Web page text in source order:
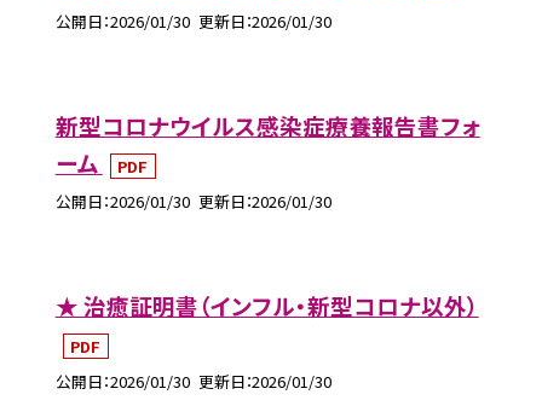
公開日 2026/01/30 更新日 2026/01/30
新型コロナウイルス感染症療養報告書フォ
ーム
PDF
公開日 2026/01/30 更新日 2026/01/30
★ 治癒証明書（インフル・新型コロナ以外）
PDF
公開日 2026/01/30 更新日 2026/01/30